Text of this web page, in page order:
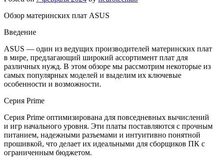
Обзор материнских плат ASUS
Введение
ASUS — один из ведущих производителей материнских плат
в мире, предлагающий широкий ассортимент плат для
различных нужд. В этом обзоре мы рассмотрим некоторые из
самых популярных моделей и выделим их ключевые
особенности и возможности.
Серия Prime
Серия Prime оптимизирована для повседневных вычислений
и игр начального уровня. Эти платы поставляются с прочным
питанием, надежными разъемами и интуитивно понятной
прошивкой, что делает их идеальными для сборщиков ПК с
ограниченным бюджетом.